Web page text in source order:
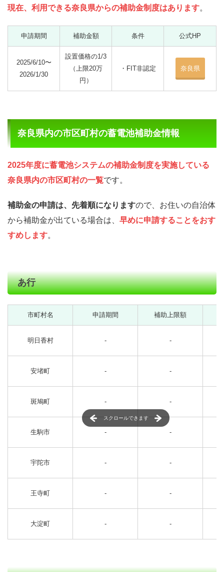
現在、利用できる奈良県からの補助金制度はあります。
申請期間 補助金額 条件 公式HP
2025/6/10〜
2026/1/30
設置価格の1/3
（上限20万
円）
・FIT非認定 奈良県
奈良県内の市区町村の蓄電池補助金情報
2025年度に蓄電池システムの補助金制度を実施している
奈良県内の市区町村の一覧です。
補助金の申請は、先着順になりますので、お住いの自治体
から補助金が出ている場合は、 早めに申請することをおす
すめします。
あ行
市町村名 申請期間 補助上限額
明日香村 - -
安堵町 - -
斑鳩町 - -
生駒市 - -
宇陀市 - -
王寺町 - -
大淀町 - -
スクロールできます